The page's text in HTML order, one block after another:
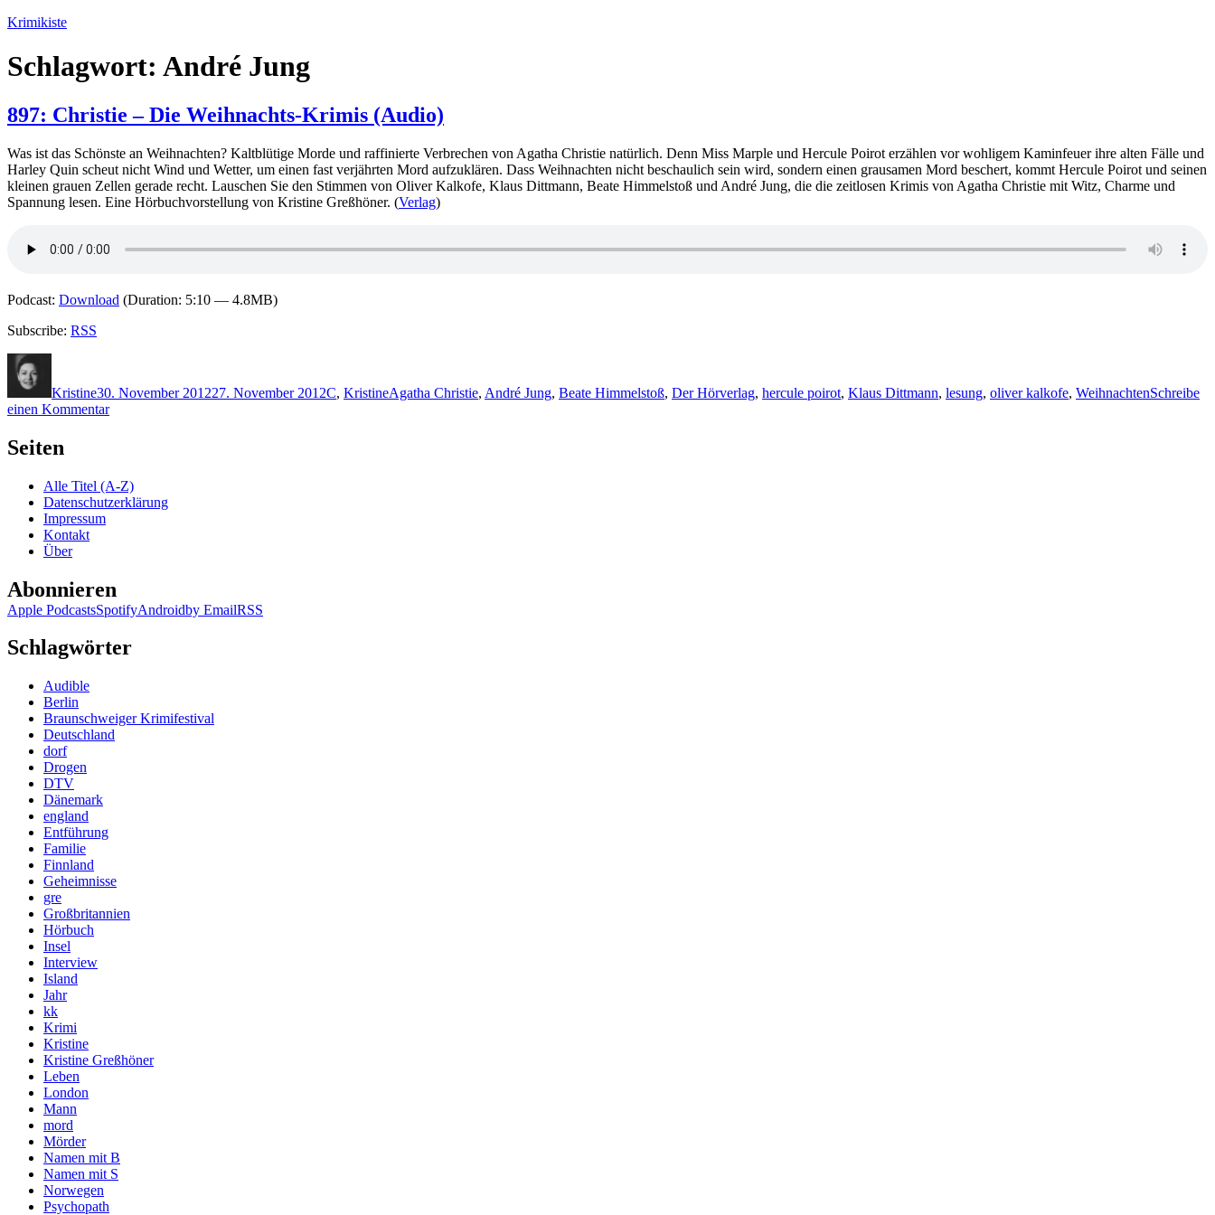
Zum
springen
Krimikiste
Schlagwort: André Jung
897: Christie – Die Weihnachts-Krimis (Audio)
Was ist das Schönste an Weihnachten? Kaltblütige Morde und raffinierte Verbrechen von Agatha Christie natürlich. Denn Miss Marple und Hercule Poirot erzählen vor wohligem Kaminfeuer ihre alten Fälle und
Harley Quin scheut nicht Wind und Wetter, um einen fast verjährten Mord aufzuklären. Dass Weihnachten nicht beschaulich sein wird, sondern einen grausamen Mord beschert, kommt Hercule Poirot und seinen
kleinen grauen Zellen gerade recht. Lauschen Sie den Stimmen von Oliver Kalkofe, Klaus Dittmann, Beate Himmelstoß und André Jung, die die zeitlosen Krimis von Agatha Christie mit Witz, Charme und
Spannung lesen. Eine Hörbuchvorstellung von Kristine Greßhöner. (Verlag)
Podcast: Download (Duration: 5:10 — 4.8MB)
Subscribe: RSS
Kristine30. November 201227. November 2012C, KristineAgatha Christie, André Jung, Beate Himmelstoß, Der Hörverlag, hercule poirot, Klaus Dittmann, lesung, oliver kalkofe, WeihnachtenSchreibe
einen Kommentarzu
Weihnachts-
Krimis
Seiten
Alle Titel (A-Z)
Datenschutzerklärung
Impressum
Kontakt
Über
Abonnieren
Apple PodcastsSpotifyAndroidby EmailRSS
Schlagwörter
Audible
Berlin
Braunschweiger Krimifestival
Deutschland
dorf
Drogen
DTV
Dänemark
england
Entführung
Familie
Finnland
Geheimnisse
gre
Großbritannien
Hörbuch
Insel
Interview
Island
Jahr
kk
Krimi
Kristine
Kristine Greßhöner
Leben
London
Mann
mord
Mörder
Namen mit B
Namen mit S
Norwegen
Psychopath